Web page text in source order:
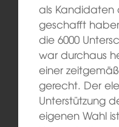
als Kandidaten
geschafft
die 6000
war durchaus
einer
gerecht. Der
Unterstützung
eigenen Wahl